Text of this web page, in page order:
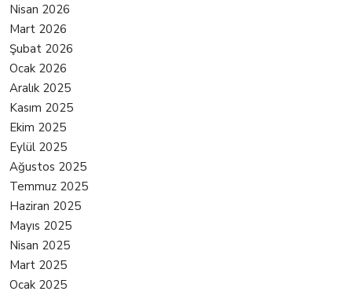
Nisan 2026
Mart 2026
Şubat 2026
Ocak 2026
Aralık 2025
Kasım 2025
Ekim 2025
Eylül 2025
Ağustos 2025
Temmuz 2025
Haziran 2025
Mayıs 2025
Nisan 2025
Mart 2025
Ocak 2025